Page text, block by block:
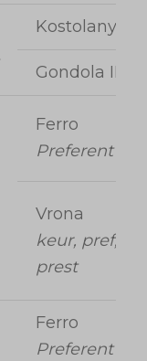
Kostolany
Gondola II
Ferro
Preferent
Vrona
keur, pref,
prest
Ferro
Preferent